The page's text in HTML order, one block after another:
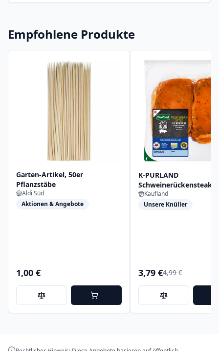
Empfohlene Produkte
Garten-Artikel, 50er
Pflanzstäbe
Aldi Süd
Aktionen & Angebote
1,00 €
K-PURLAND
Schweinerückensteak
Mediterran Style
Kaufland
Unsere Knüller
3,79 €4,99 €